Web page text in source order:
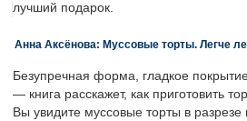
лучший подарок.
Анна Аксёнова: Муссовые торты. Легче
Безупречная форма, гладкое
— книга расскажет, как приготовить
Вы увидите муссовые торты в разрезе